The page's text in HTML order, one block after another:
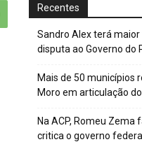
Recentes
Sandro Alex terá
disputa ao Governo do
Mais de 50 municípios
Moro em articulação
Na ACP, Romeu
critica o governo federal